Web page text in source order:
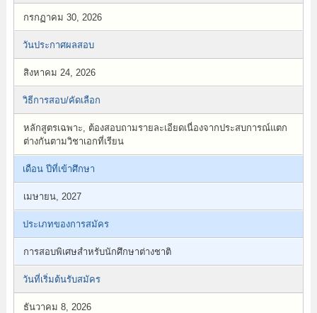
กรกฏาคม 30, 2026
วันประกาศผลสอบ
สิงหาคม 24, 2026
วิธีการสอบ/คัดเลือก
หลักสูตรเฉพาะ, ต้องสอบถามรายละเอียดเนื่องจากประสบการณ์แตก
ต่างกันตามวิชาเอกที่เรียน
เดือน ปีที่เข้าศึกษา
เมษายน, 2027
ประเภทของการสมัคร
การสอบพิเศษสำหรับนักศึกษาต่างชาติ
วันที่เริ่มต้นรับสมัคร
ธันวาคม 8, 2026